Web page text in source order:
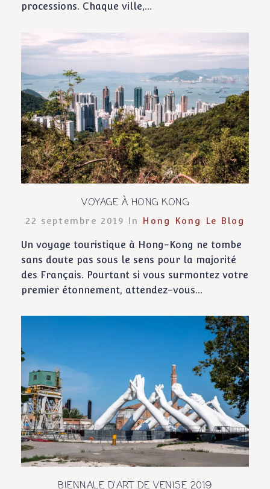
processions. Chaque ville,...
VOYAGE À HONG KONG
22 septembre 2019 In Hong Kong Le Blog
Un voyage touristique à Hong-Kong ne tombe
sans doute pas sous le sens pour la majorité
des Français. Pourtant si vous surmontez votre
premier étonnement, attendez-vous...